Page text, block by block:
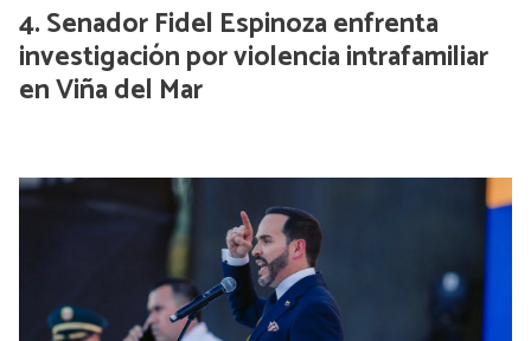
Senador Fidel Espinoza enfrenta
investigación por violencia intrafamiliar
en Viña del Mar